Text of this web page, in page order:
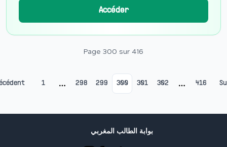
Accéder
Page 300 sur 416
1 298 299 300 301 302 416
بوابة الطالب المغربي